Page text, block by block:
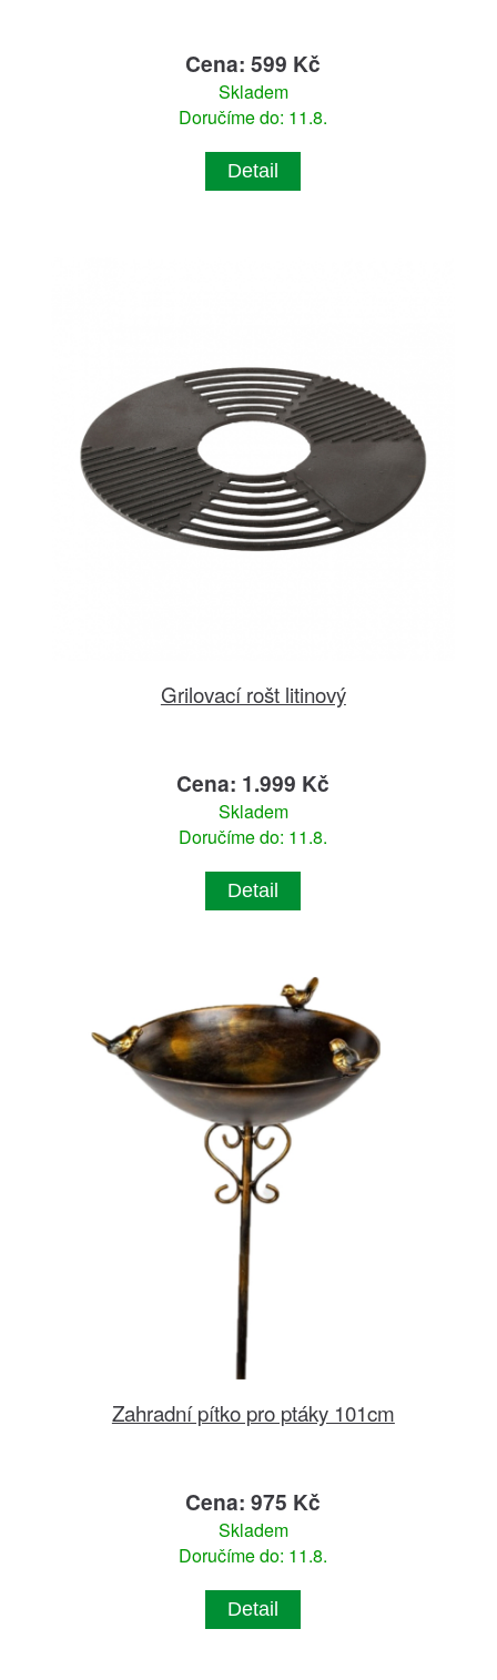
Cena: 599 Kč
Skladem
Doručíme do: 11.8.
Detail
Grilovací rošt litinový
Cena: 1.999 Kč
Skladem
Doručíme do: 11.8.
Detail
Zahradní pítko pro ptáky 101cm
Cena: 975 Kč
Skladem
Doručíme do: 11.8.
Detail